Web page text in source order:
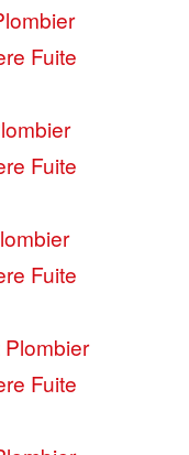
Fuite
Fuite
Fuite
Fuite